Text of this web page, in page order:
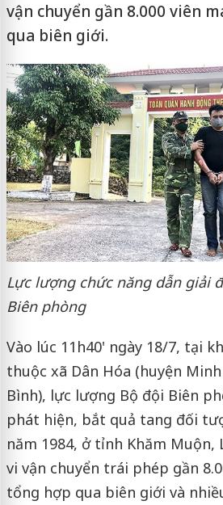
vận chuyển gần 8.000 viên
qua biên giới.
Lực lượng chức năng dẫn giải
Biên phòng
Vào lúc 11h40' ngày 18/7, tại
thuộc xã Dân Hóa (huyện
Bình), lực lượng Bộ đội Biên
phát hiện, bắt quả tang đối
năm 1984, ở tỉnh Khăm Muộn,
vi vận chuyển trái phép gần
tổng hợp qua biên giới và